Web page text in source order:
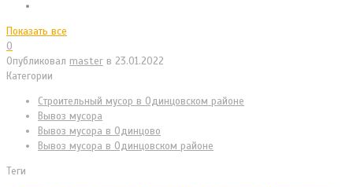
Показать все
0
Опубликовал master в 23.01.2022
Категории
Cтроительный мусор в Одинцовском районе
Вывоз мусора
Вывоз мусора в Одинцово
Вывоз мусора в Одинцовском районе
Теги